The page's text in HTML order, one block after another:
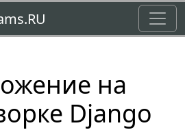
на
Django